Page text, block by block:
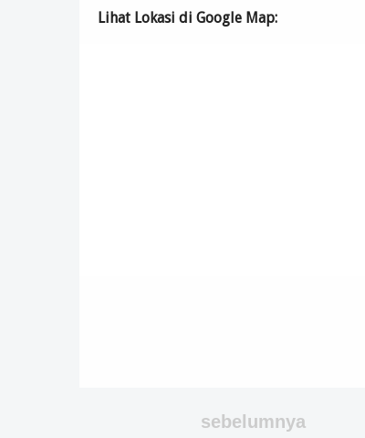
Lihat Lokasi di Google Map:
sebelumnya